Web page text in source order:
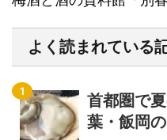
よく読まれている
首都圏で
葉・飯岡の